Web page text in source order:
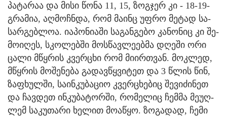
პა­ტა­რაა და მისი წონა 11, 15, ზოგ­ჯერ კი - 18-19-
გრა­მია, აღ­მოჩ­ნდა, რომ მა­ინც უფრო მე­ტად სა­
სარ­გებ­ლოა. ია­პო­ნი­ა­ში სა­გან­გე­ბო კა­ნო­ნიც კი შე­
მო­ი­ღეს, სკო­ლებ­ში მოს­წავ­ლე­ებ­მა დღე­ში ორი
ცალი მწყრის კვერ­ცხი რომ მი­ირ­თვან. მოკ­ლედ,
მწყრის მო­შე­ნე­ბა გა­დავ­წყვი­ტეთ და 3 წლის წინ,
ზა­ფხულ­ში, სა­ინ­კუ­ბა­ციო კვერ­ცხე­ბიც შე­ვი­ძი­ნეთ
და ჩავ­დეთ ინ­კუ­ბა­ტორ­ში, რო­მე­ლიც ჩემ­მა მე­უღ­
ლემ სა­კუ­თა­რი ხე­ლით მო­ა­წყო. ზო­გა­დად, ჩემი